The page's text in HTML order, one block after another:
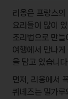
리옹은 프랑스의
요리들이 많이
조리법으로 만
여행에서 만나
을 담고 있습니다.
먼저, 리옹에서
퀴녜즈는 밀가